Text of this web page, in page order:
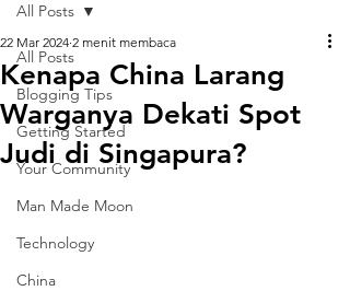
All Posts
Blogging Tips
Getting Started
Your Community
Man Made Moon
Technology
China
All Posts
Kenapa China Larang
Warganya Dekati Spot
Judi di Singapura?
22 Mar 2024 2 menit membaca